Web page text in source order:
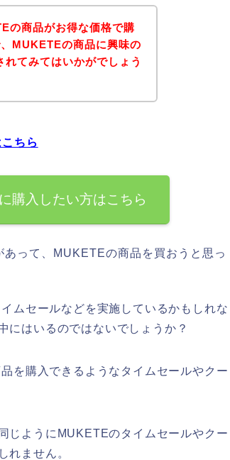
の商品がお得な価格で購
MUKETEの商品に興味の
てみてはいかがでしょう
ちら
購入したい方はこちら
って、MUKETEの商品を買おうと思っ
ムセールなどを実施しているかもしれな
にはいるのではないでしょうか？
を購入できるようなタイムセールやクー
じようにMUKETEのタイムセールやクー
れません。